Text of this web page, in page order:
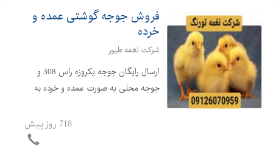
فروش جوجه گوشتی عمده و
خرده
شرکت نغمه طیور
ارسال رایگان جوجه یکروزه راس 308 و
جوجه محلی به صورت عمده و خرده به
کیفیت فروش مرغ بومی یک روزه به
صورت عمده و خرده بهترین قیمت جوجه
718 روز پیش